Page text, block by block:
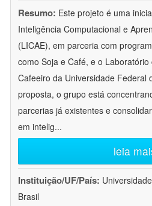
Resumo: Este projeto é uma
Inteligência Computacional e
(LICAE), em parceria com
como Soja e Café, e o
Cafeeiro da Universidade Federal
proposta, o grupo está
parcerias já existentes e
em intelig...
leia
Instituição/UF/País:
Brasil